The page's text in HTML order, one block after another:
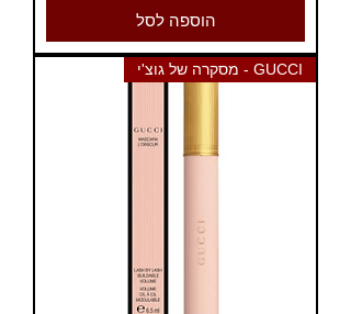
הוספה לסל
GUCCI - מסקרה של גוצ'י